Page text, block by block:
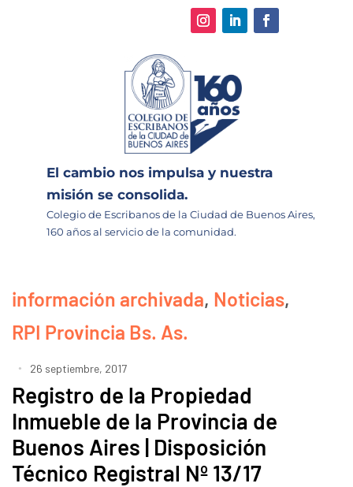
El cambio nos impulsa y nuestra
misión se consolida.
Colegio de Escribanos de la Ciudad de Buenos Aires,
160 años al servicio de la comunidad.
información archivada, Noticias,
RPI Provincia Bs. As.
26 septiembre, 2017
Registro de la Propiedad
Inmueble de la Provincia de
Buenos Aires | Disposición
Técnico Registral Nº 13/17